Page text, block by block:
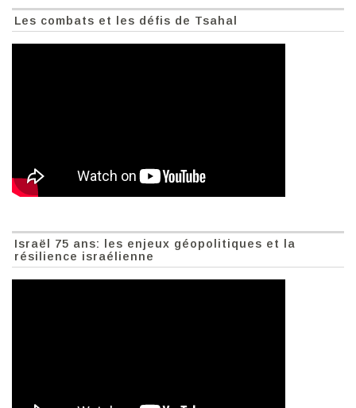
Les combats et les défis de Tsahal
Israël 75 ans: les enjeux géopolitiques et la
résilience israélienne